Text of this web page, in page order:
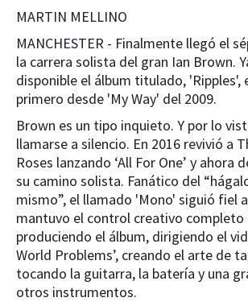
MARTIN MELLINO
MANCHESTER - Finalmente llegó el
la carrera solista del gran Ian Brown.
disponible el álbum titulado, 'Ripples',
primero desde 'My Way' del 2009.
Brown es un tipo inquieto. Y por lo
llamarse a silencio. En 2016 revivió a
Roses lanzando ‘All For One’ y ahora
su camino solista. Fanático del
mismo”, el llamado 'Mono' siguió fiel
mantuvo el control creativo completo
produciendo el álbum, dirigiendo el
World Problems’, creando el arte de
tocando la guitarra, la batería y una
otros instrumentos.